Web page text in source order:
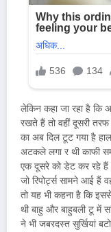
लेकिन कहा जा रहा है कि
रखते हैं तो वहीं दूसरी
का अब दिल टूट गया है
अटकले लगा र थी काफी
एक दूसरे को डेट कर रहे हैं
जो रिपोर्ट्स सामने आई हैं
तो यह भी कहना है कि
थी बाहु और बाहुबली टू में
ने भी जबरदस्त सुर्खियां